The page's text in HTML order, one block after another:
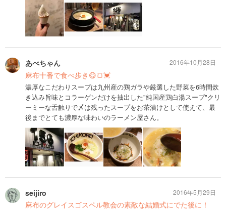
あべちゃん
麻布十番で食べ歩き😋🍞💓
濃厚なこだわりスープは九州産の鶏ガラや厳選した野菜を6時間炊
き込み旨味とコラーゲンだけを抽出した"純国産鶏白湯スープ"クリ
ーミーな舌触りで〆は残ったスープをお茶漬けとして使えて、最
後までとても濃厚な味わいのラーメン屋さん。
2016年10月28日
seijiro
麻布のグレイスゴスペル教会の素敵な結婚式にでた後に！
2016年5月29日